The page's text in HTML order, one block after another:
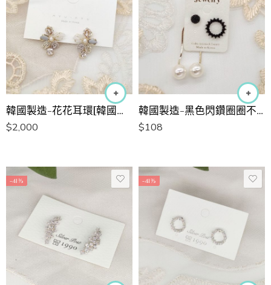
韓國製造-花花耳環[韓國手工耳環]
$2,000
韓國製造-黑色閃鑽圈圈不對稱珍珠長耳環
$108
-41% -41%